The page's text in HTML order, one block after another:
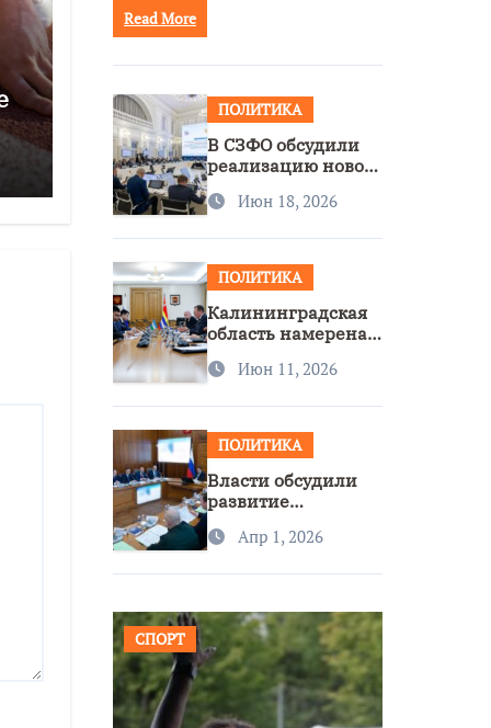
Read More
ПОЛИТИКА
В СЗФО обсудили
реализацию новой
нацполитики
Июн 18, 2026
ПОЛИТИКА
Калининградская
область намерена
сотрудничество с
Июн 11, 2026
ПОЛИТИКА
Власти обсудили
развитие
доступность
Апр 1, 2026
СПОРТ